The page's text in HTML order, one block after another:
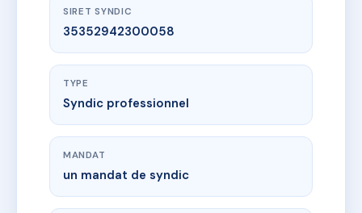
SIRET SYNDIC
35352942300058
TYPE
Syndic professionnel
MANDAT
un mandat de syndic